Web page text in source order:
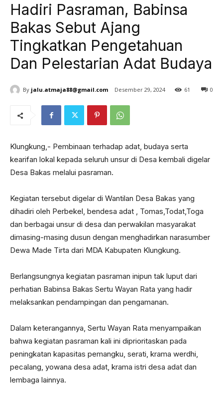
Hadiri Pasraman, Babinsa
Bakas Sebut Ajang
Tingkatkan Pengetahuan
Dan Pelestarian Adat Budaya
By jalu.atmaja88@gmail.com Desember 29, 2024 0
61
Klungkung,- Pembinaan terhadap adat, budaya serta
kearifan lokal kepada seluruh unsur di Desa kembali digelar
Desa Bakas melalui pasraman.
Kegiatan tersebut digelar di Wantilan Desa Bakas yang
dihadiri oleh Perbekel, bendesa adat , Tomas,Todat,Toga
dan berbagai unsur di desa dan perwakilan masyarakat
dimasing-masing dusun dengan menghadirkan narasumber
Dewa Made Tirta dari MDA Kabupaten Klungkung.
Berlangsungnya kegiatan pasraman inipun tak luput dari
perhatian Babinsa Bakas Sertu Wayan Rata yang hadir
melaksankan pendampingan dan pengamanan.
Dalam keterangannya, Sertu Wayan Rata menyampaikan
bahwa kegiatan pasraman kali ini diprioritaskan pada
peningkatan kapasitas pemangku, serati, krama werdhi,
pecalang, yowana desa adat, krama istri desa adat dan
lembaga lainnya.